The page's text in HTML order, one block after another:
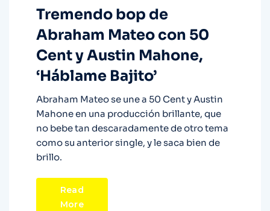
Tremendo bop de
Abraham Mateo con 50
Cent y Austin Mahone,
‘Háblame Bajito’
Abraham Mateo se une a 50 Cent y Austin
Mahone en una producción brillante, que
no bebe tan descaradamente de otro tema
como su anterior single, y le saca bien de
brillo.
Read
More